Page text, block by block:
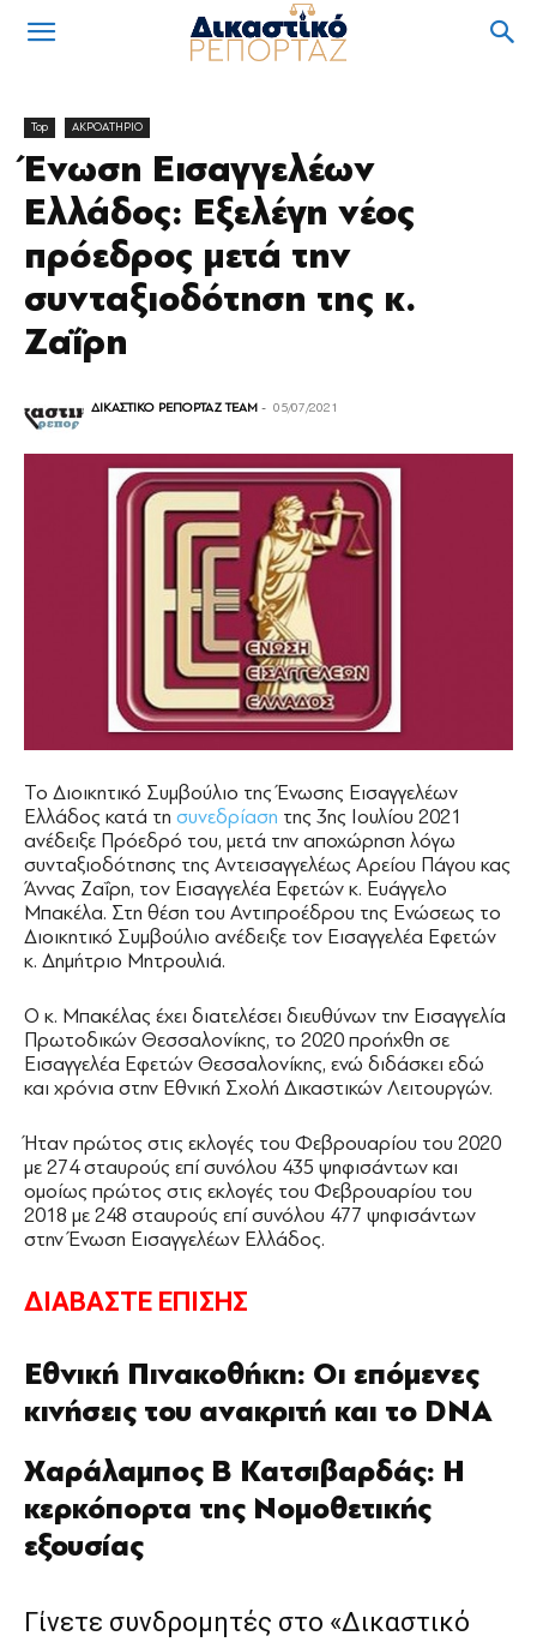
Top ΑΚΡΟΑΤΗΡΙΟ
Ένωση Εισαγγελέων
Ελλάδος: Εξελέγη νέος
πρόεδρος μετά την
συνταξιοδότηση της κ.
Ζαΐρη
ΔΙΚΑΣΤΙΚΟ ΡΕΠΟΡΤΑΖ TEAM - 05/07/2021
Το Διοικητικό Συμβούλιο της Ένωσης Εισαγγελέων
Ελλάδος κατά τη συνεδρίαση της 3ης Ιουλίου 2021
ανέδειξε Πρόεδρό του, μετά την αποχώρηση λόγω
συνταξιοδότησης της Αντεισαγγελέως Αρείου Πάγου κας
Άννας Ζαΐρη, τον Εισαγγελέα Εφετών κ. Ευάγγελο
Μπακέλα. Στη θέση του Αντιπροέδρου της Ενώσεως το
Διοικητικό Συμβούλιο ανέδειξε τον Εισαγγελέα Εφετών
κ. Δημήτριο Μητρουλιά.
Ο κ. Μπακέλας έχει διατελέσει διευθύνων την Εισαγγελία
Πρωτοδικών Θεσσαλονίκης, το 2020 προήχθη σε
Εισαγγελέα Εφετών Θεσσαλονίκης, ενώ διδάσκει εδώ
και χρόνια στην Εθνική Σχολή Δικαστικών Λειτουργών.
Ήταν πρώτος στις εκλογές του Φεβρουαρίου του 2020
με 274 σταυρούς επί συνόλου 435 ψηφισάντων και
ομοίως πρώτος στις εκλογές του Φεβρουαρίου του
2018 με 248 σταυρούς επί συνόλου 477 ψηφισάντων
στην Ένωση Εισαγγελέων Ελλάδος.
ΔΙΑΒΑΣΤΕ ΕΠΙΣΗΣ
Εθνική Πινακοθήκη: Οι επόμενες
κινήσεις του ανακριτή και το DNA
Xαράλαμπος Β Κατσιβαρδάς: Η
κερκόπορτα της Νομοθετικής
εξουσίας
Γίνετε συνδρομητές στο «Δικαστικό